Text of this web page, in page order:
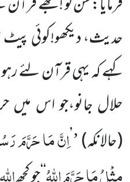
حدیث، دیکھو!کوئی پیٹ
کہے کہ یہی قرآن لئے
حلال جانو،جو اس میں
(حالانکہ)’
’اِنَّ مَا حَرَّمَ
مِثْلُ مَا حَرَّمَ اللہُ
اللہ